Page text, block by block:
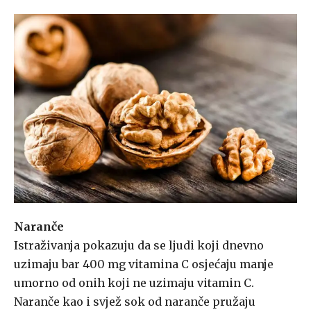
Naranče
Istraživanja pokazuju da se ljudi koji dnevno
uzimaju bar 400 mg vitamina C osjećaju manje
umorno od onih koji ne uzimaju vitamin C.
Naranče kao i svjež sok od naranče pružaju